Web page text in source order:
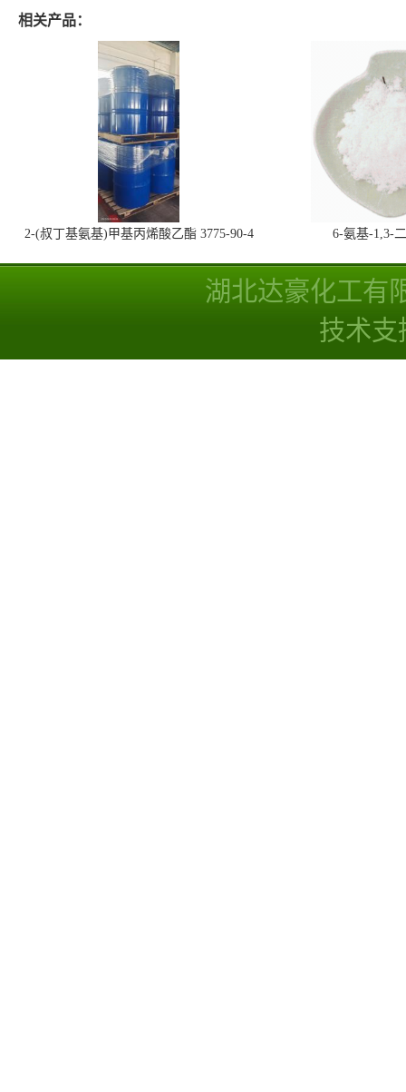
相关产品：
2-(叔丁基氨基)甲基丙烯酸乙酯 3775-90-4 6-氨基-1,3-
湖北达豪化工有
技术